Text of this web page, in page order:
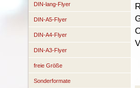
DIN-lang-Flyer
DIN-A5-Flyer
DIN-A4-Flyer
DIN-A3-Flyer
freie Größe
Sonderformate